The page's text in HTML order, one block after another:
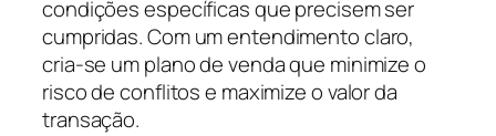
condições específicas que precisem ser
cumpridas. Com um entendimento claro,
cria-se um plano de venda que minimize o
risco de conflitos e maximize o valor da
transação.